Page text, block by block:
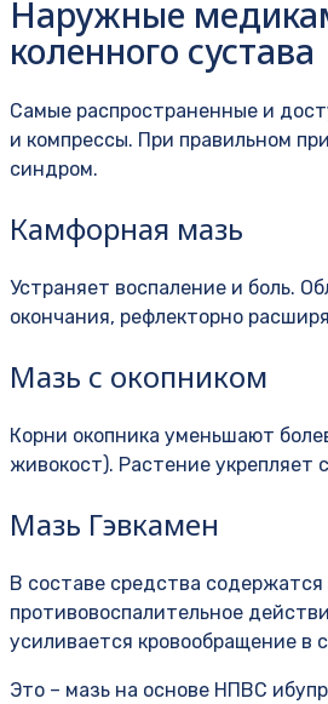
Наружные
коленного сустава
Самые распространенные и
и компрессы. При правильном
синдром.
Камфорная мазь
Устраняет воспаление и боль.
окончания, рефлекторно
Мазь с окопником
Корни окопника уменьшают
живокост). Растение укрепляет
Мазь Гэвкамен
В составе средства
противовоспалительное
усиливается кровообращение в
Это – мазь на основе НПВС